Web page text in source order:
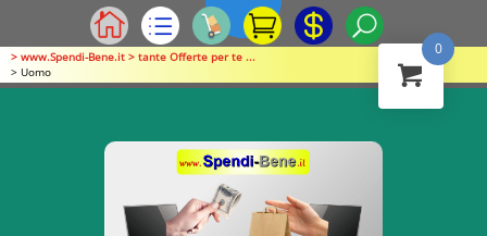
> www.Spendi-Bene.it > tante Offerte per te ...
> Uomo
0